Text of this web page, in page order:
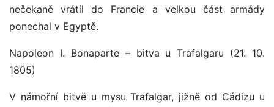
nečekaně vrátil do Francie a velkou část armády
ponechal v Egyptě.
Napoleon I. Bonaparte – bitva u Trafalgaru (21. 10.
1805)
V námořní bitvě u mysu Trafalgar, jižně od Cádizu u